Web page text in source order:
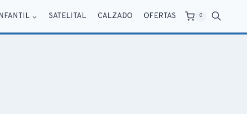
SATELITAL CALZADO OFERTAS 0